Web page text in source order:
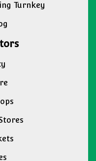
Turnkey